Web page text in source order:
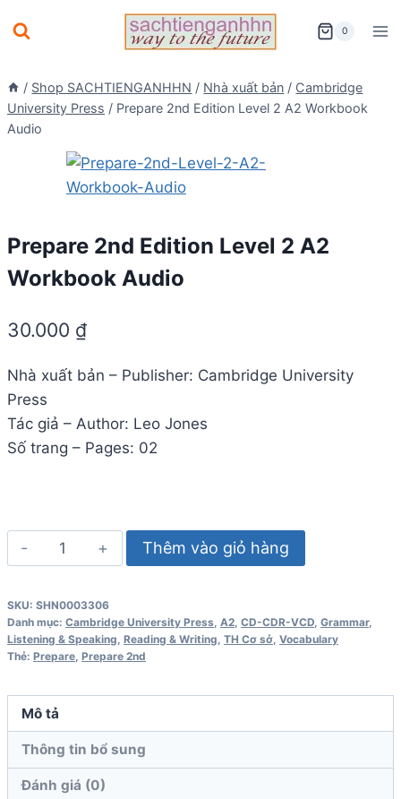
to
0
/ Shop SACHTIENGANHHN / Nhà xuất bản / Cambridge
University Press / Prepare 2nd Edition Level 2 A2 Workbook
Audio
Prepare 2nd Edition Level 2 A2
Workbook Audio
30.000 ₫
Nhà xuất bản – Publisher: Cambridge University
Press
Tác giả – Author: Leo Jones
Số trang – Pages: 02
Prepare
2nd
Level
2
A2
Audio
số
lượng
Thêm vào giỏ hàng
SKU: SHN0003306
Danh mục: Cambridge University Press A2 CD-CDR-VCD Grammar,
Listening & Speaking Reading & Writing TH Cơ sở Vocabulary
Thẻ: Prepare Prepare 2nd
Mô tả
Thông tin bổ sung
Đánh giá (0)